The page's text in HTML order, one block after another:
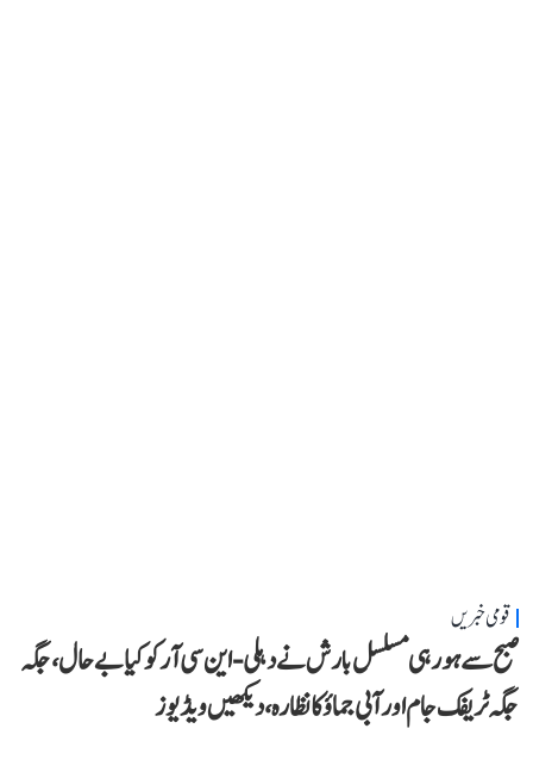
قومی خبریں
صبح سے ہو رہی مسلسل بارش نے دہلی-این سی آر کو کیا بے حال، جگہ
جگہ ٹریفک جام اور آبی جماؤ کا نظارہ، دیکھیں ویڈیوز